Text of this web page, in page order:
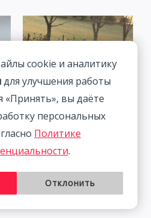
Mazda CX-5 2.0L 155HP
2WD 2021 | Пепел | Арт.
CA5218
cookie и аналитику
для улучшения работы
«Принять», вы даёте
персональных
Политике
.
Отклонить